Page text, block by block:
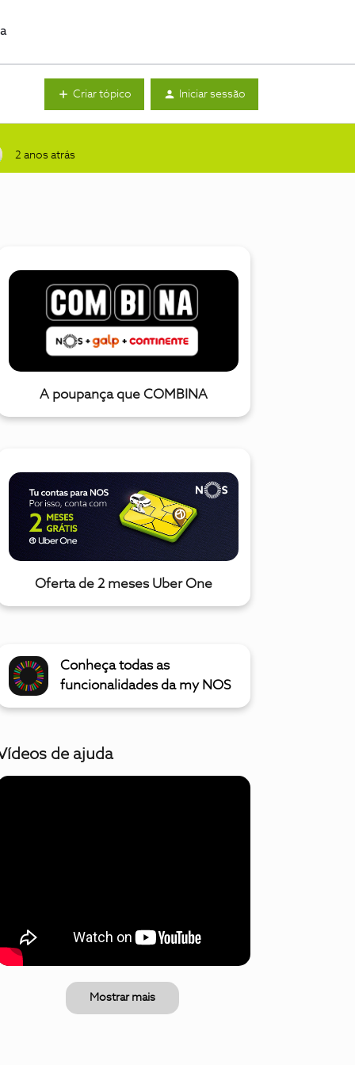
Criar tópico Iniciar sessão
2 anos atrás
A poupança que COMBINA
Oferta de 2 meses Uber One
Conheça todas as
funcionalidades da my NOS
de ajuda
Mostrar mais